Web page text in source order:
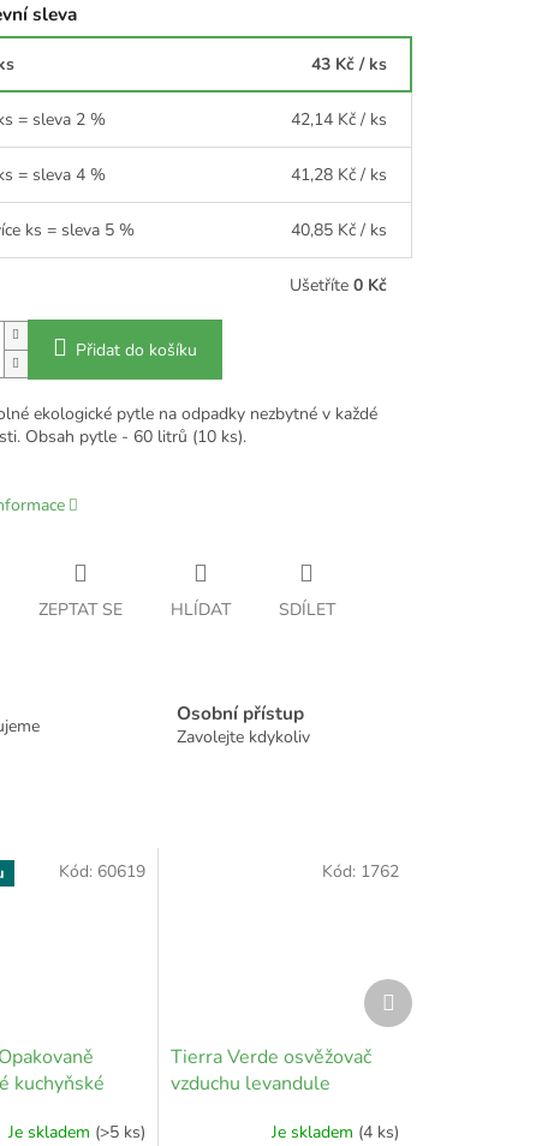
sleva
43 Kč / ks
= sleva 2 % 42,14 Kč / ks
= sleva 4 % 41,28 Kč / ks
ks = sleva 5 % 40,85 Kč / ks
Ušetříte 0 Kč
Přidat do košíku
ekologické pytle na odpadky nezbytné v každé
Obsah pytle - 60 litrů (10 ks).
ZEPTAT SE HLÍDAT SDÍLET
Osobní přístup
Zavolejte kdykoliv
kuchyňské
Je skladem (>5 ks)
Kód: 60619
Tierra Verde osvěžovač
vzduchu levandule
Je skladem (4 ks)
Kód: 1762
Další
produkt